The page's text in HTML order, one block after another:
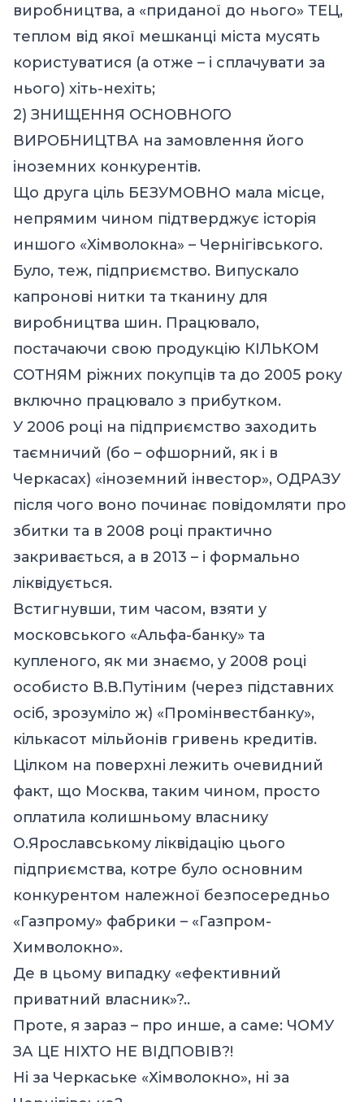
виробництва, а «приданої до нього» ТЕЦ,
теплом від якої мешканці міста мусять
користуватися (а отже – і сплачувати за
нього) хіть-нехіть;
2) ЗНИЩЕННЯ ОСНОВНОГО
ВИРОБНИЦТВА на замовлення його
іноземних конкурентів.
Що друга ціль БЕЗУМОВНО мала місце,
непрямим чином підтверджує історія
иншого «Хімволокна» – Чернігівського.
Було, теж, підприємство. Випускало
капронові нитки та тканину для
виробництва шин. Працювало,
постачаючи свою продукцію КІЛЬКОМ
СОТНЯМ ріжних покупців та до 2005 року
включно працювало з прибутком.
У 2006 році на підприємство заходить
таємничий (бо – офшорний, як і в
Черкасах) «іноземний інвестор», ОДРАЗУ
після чого воно починає повідомляти про
збитки та в 2008 році практично
закривається, а в 2013 – і формально
ліквідується.
Встигнувши, тим часом, взяти у
московського «Альфа-банку» та
купленого, як ми знаємо, у 2008 році
особисто В.В.Путіним (через підставних
осіб, зрозуміло ж) «Промінвестбанку»,
кількасот мільйонів гривень кредитів.
Цілком на поверхні лежить очевидний
факт, що Москва, таким чином, просто
оплатила колишньому власнику
О.Ярославському ліквідацію цього
підприємства, котре було основним
конкурентом належної безпосередньо
«Газпрому» фабрики – «Газпром-
Химволокно».
Де в цьому випадку «ефективний
приватний власник»?..
Проте, я зараз – про инше, а саме: ЧОМУ
ЗА ЦЕ НІХТО НЕ ВІДПОВІВ?!
Ні за Черкаське «Хімволокно», ні за